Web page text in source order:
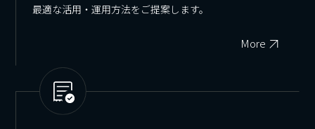
最適な活用・運用方法をご提案します。
More